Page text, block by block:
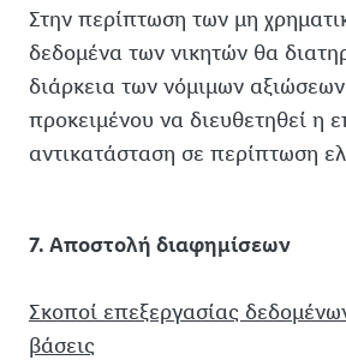
Στην περίπτωση των μη
δεδομένα των νικητών θα
διάρκεια των νόμιμων
προκειμένου να διευθετηθεί η
αντικατάσταση σε περίπτωση
7. Αποστολή διαφημίσεων
Σκοποί επεξεργασίας
βάσεις